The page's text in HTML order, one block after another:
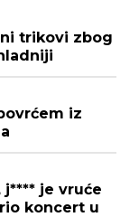
trikovi zbog
iz
j**** je vruće
koncert u